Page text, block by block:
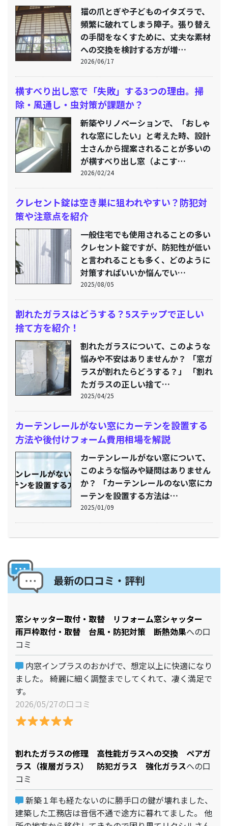
猫の爪とぎや子どものイタズラで、
頻繁に破れてしまう障子。張り替え
の手間をなくすために、丈夫な素材
への交換を検討する方が増…
2026/06/17
横すべり出し窓で「失敗」する3つの理由。掃
除・風通し・虫対策が課題か？
新築やリノベーションで、「おしゃ
れな窓にしたい」と考えた時、設計
士さんから提案されることが多いの
が横すべり出し窓（よこす…
2026/02/24
クレセント錠は空き巣に狙われやすい？防犯対
策や注意点を紹介
一般住宅でも使用されることの多い
クレセント錠ですが、防犯性が低い
と言われることも多く、どのように
対策すればいいか悩んでい…
2025/08/05
割れたガラスはどうする？5ステップで正しい
捨て方を紹介！
割れたガラスについて、このような
悩みや不安はありませんか？ 「窓ガ
ラスが割れたらどうする？」 「割れ
たガラスの正しい捨て…
2025/04/25
カーテンレールがない窓にカーテンを設置する
方法や後付けフォーム費用相場を解説
カーテンレールがない窓について、
このような悩みや疑問はありません
か？ 「カーテンレールのない窓にカ
ーテンを設置する方法は…
2025/01/09
最新の口コミ・評判
窓シャッター取付・取替 リフォーム窓シャッター
雨戸枠取付・取替 台風・防犯対策 断熱効果への口
コミ
内窓インプラスのおかげで、想定以上に快適になり
ました。 綺麗に細く調整までしてくれて、凄く満足で
す。
2026/05/27の口コミ
割れたガラスの修理 高性能ガラスへの交換 ペアガ
ラス（複層ガラス） 防犯ガラス 強化ガラスへの口
コミ
新築１年も経たないのに勝手口の鍵が壊れました、
建築した工務店は音信不通で途方に暮れてました。 他